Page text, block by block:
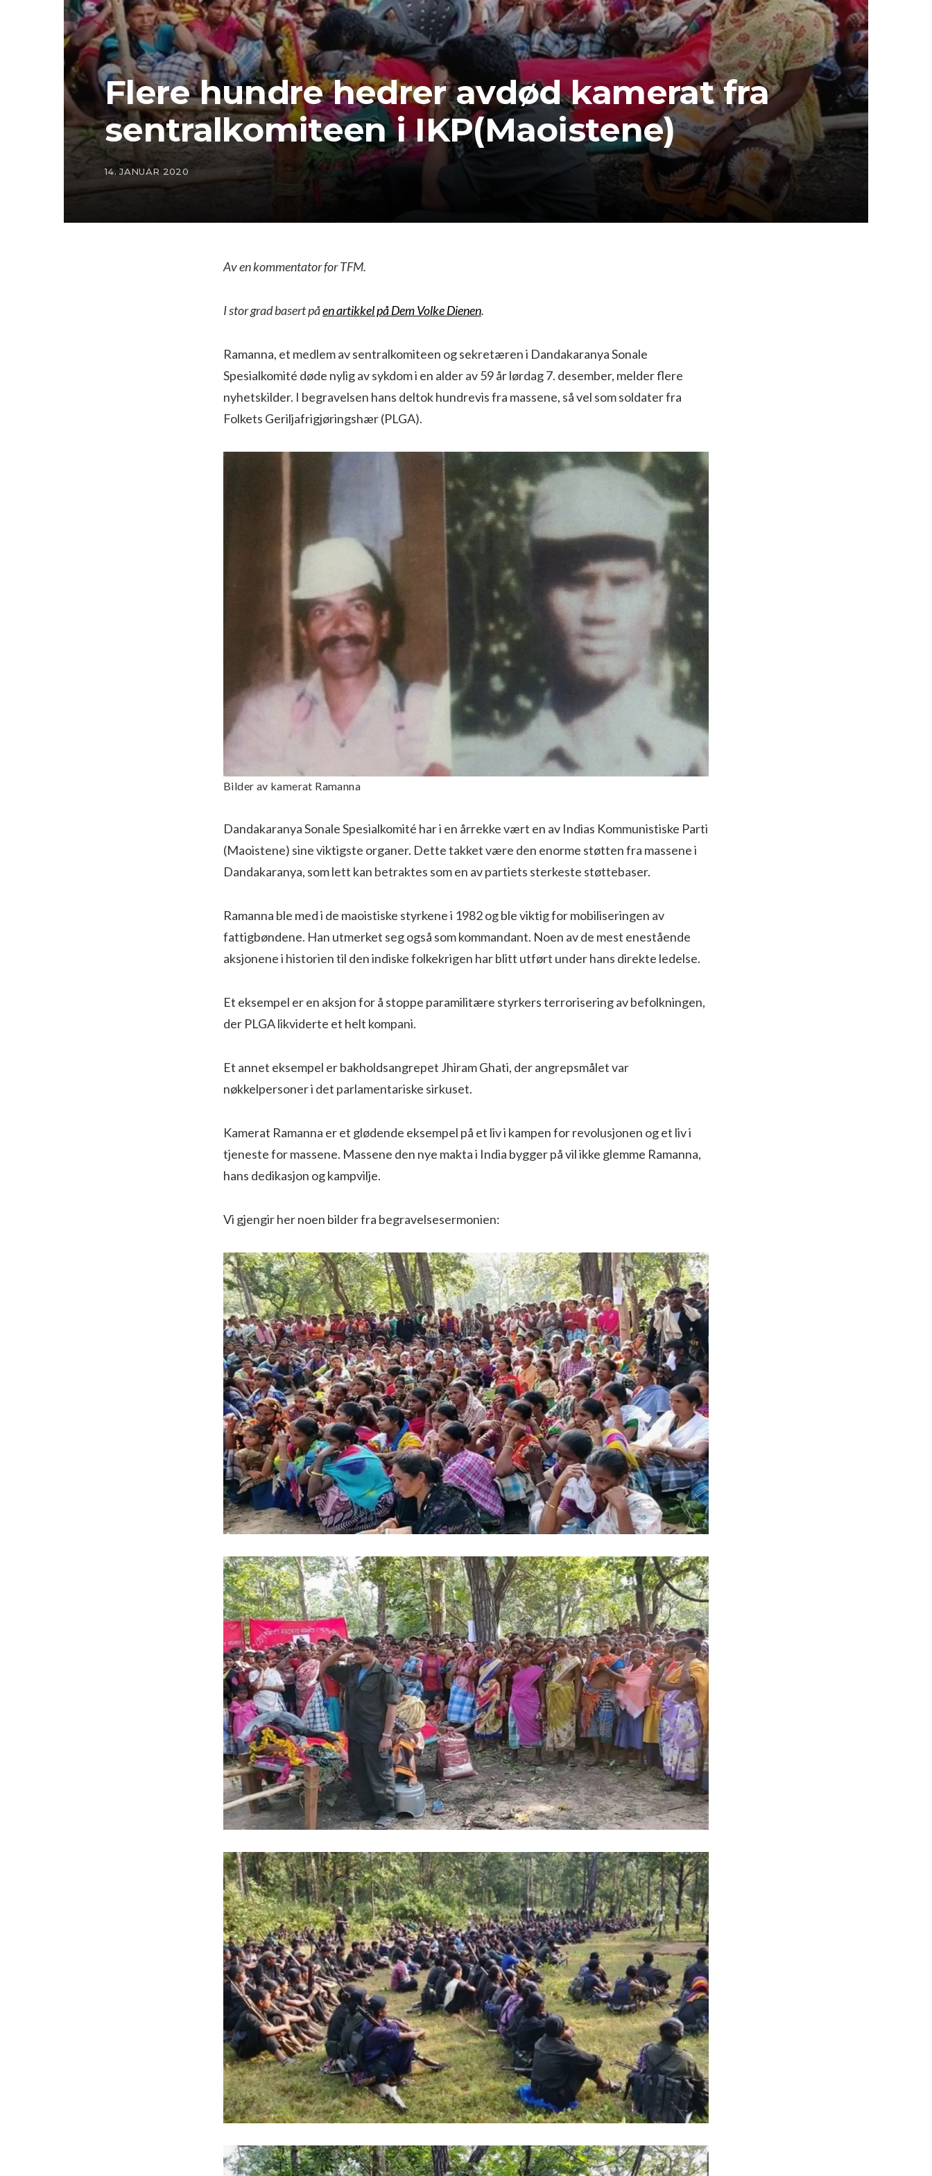
Flere hundre hedrer avdød kamerat fra
sentralkomiteen i IKP(Maoistene)
14. JANUAR 2020
Av en kommentator for TFM.
I stor grad basert påen artikkel på Dem Volke Dienen.
Ramanna, et medlem av sentralkomiteen og sekretæren i Dandakaranya Sonale
Spesialkomité døde nylig av sykdom i en alder av 59 år lørdag 7. desember, melder flere
nyhetskilder. I begravelsen hans deltok hundrevis fra massene, så vel som soldater fra
Folkets Geriljafrigjøringshær (PLGA).
Bilder av kamerat Ramanna
Dandakaranya Sonale Spesialkomité har i en årrekke vært en av Indias Kommunistiske Parti
(Maoistene) sine viktigste organer. Dette takket være den enorme støtten fra massene i
Dandakaranya, som lett kan betraktes som en av partiets sterkeste støttebaser.
Ramanna ble med i de maoistiske styrkene i 1982 og ble viktig for mobiliseringen av
fattigbøndene. Han utmerket seg også som kommandant. Noen av de mest enestående
aksjonene i historien til den indiske folkekrigen har blitt utført under hans direkte ledelse.
Et eksempel er en aksjon for å stoppe paramilitære styrkers terrorisering av befolkningen,
der PLGA likviderte et helt kompani.
Et annet eksempel er bakholdsangrepet Jhiram Ghati, der angrepsmålet var
nøkkelpersoner i det parlamentariske sirkuset.
Kamerat Ramanna er et glødende eksempel på et liv i kampen for revolusjonen og et liv i
tjeneste for massene. Massene den nye makta i India bygger på vil ikke glemme Ramanna,
hans dedikasjon og kampvilje.
Vi gjengir her noen bilder fra begravelsesermonien: